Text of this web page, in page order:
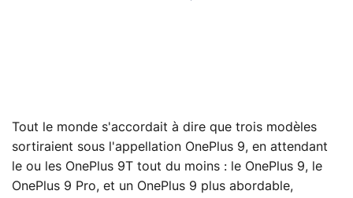
Tout le monde s'accordait à dire que trois modèles
sortiraient sous l'appellation OnePlus 9, en attendant
le ou les OnePlus 9T tout du moins : le OnePlus 9, le
OnePlus 9 Pro, et un OnePlus 9 plus abordable,